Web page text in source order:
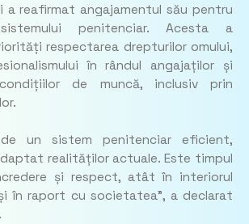
a reafirmat angajamentul său pentru
sistemului penitenciar. Acesta a
respectarea drepturilor omului,
în rândul angajaților și
de muncă, inclusiv prin
de un sistem penitenciar eficient,
realităților actuale. Este timpul
și respect, atât în interiorul
în raport cu societatea”, a declarat